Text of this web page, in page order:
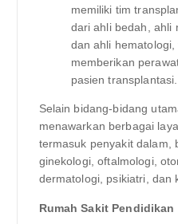
memiliki tim
dari ahli bedah, ahli
dan ahli
memberikan
pasien transplantasi.
Selain bidang-bidang
menawarkan berbagai
termasuk penyakit dalam,
ginekologi, oftalmologi,
dermatologi, psikiatri, dan
Rumah Sakit